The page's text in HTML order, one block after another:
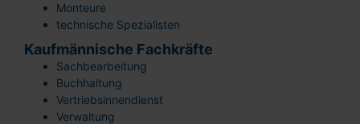
Monteure
technische Spezialisten
Kaufmännische Fachkräfte
Sachbearbeitung
Buchhaltung
Vertriebsinnendienst
Verwaltung